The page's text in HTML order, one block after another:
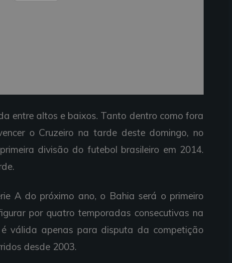
entre altos e baixos. Tanto dentro como fora
o Cruzeiro na tarde deste domingo, no
divisão do futebol brasileiro em 2014.
A do próximo ano, o Bahia será o primeiro
por quatro temporadas consecutivas na
válida apenas para disputa da competição
desde 2003.